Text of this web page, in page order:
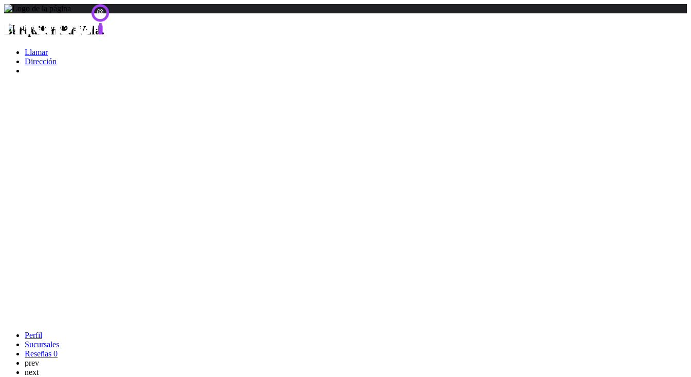
Barquilandia Vzla.
Llamar
Dirección
Perfil
Sucursales
Reseñas 0
prev
next